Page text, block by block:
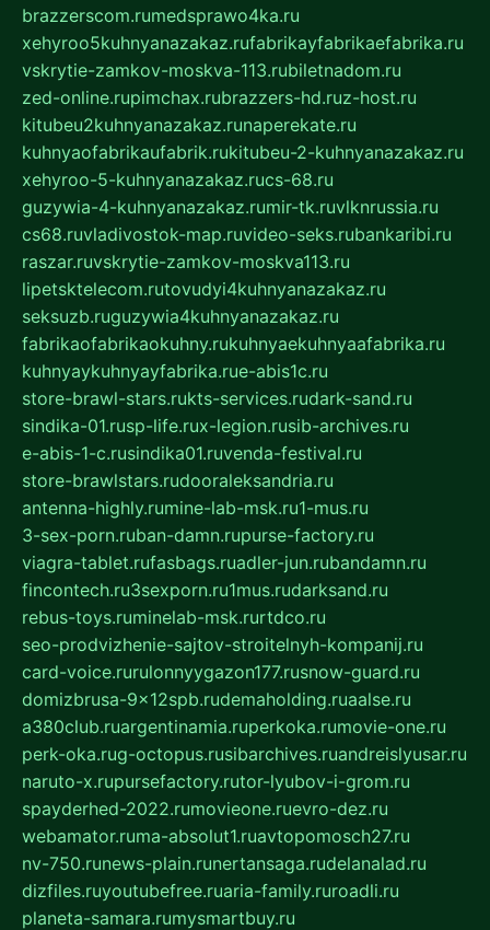
brazzerscom.rumedsprawo4ka.ru
xehyroo5kuhnyanazakaz.rufabrikayfabrikaefabrika.ru
vskrytie-zamkov-moskva-113.rubiletnadom.ru
zed-online.rupimchax.rubrazzers-hd.ruz-host.ru
kitubeu2kuhnyanazakaz.runaperekate.ru
kuhnyaofabrikaufabrik.rukitubeu-2-kuhnyanazakaz.ru
xehyroo-5-kuhnyanazakaz.rucs-68.ru
guzywia-4-kuhnyanazakaz.rumir-tk.ruvlknrussia.ru
cs68.ruvladivostok-map.ruvideo-seks.rubankaribi.ru
raszar.ruvskrytie-zamkov-moskva113.ru
lipetsktelecom.rutovudyi4kuhnyanazakaz.ru
seksuzb.ruguzywia4kuhnyanazakaz.ru
fabrikaofabrikaokuhny.rukuhnyaekuhnyaafabrika.ru
kuhnyaykuhnyayfabrika.rue-abis1c.ru
store-brawl-stars.rukts-services.rudark-sand.ru
sindika-01.rusp-life.rux-legion.rusib-archives.ru
e-abis-1-c.rusindika01.ruvenda-festival.ru
store-brawlstars.rudooraleksandria.ru
antenna-highly.rumine-lab-msk.ru1-mus.ru
3-sex-porn.ruban-damn.rupurse-factory.ru
viagra-tablet.rufasbags.ruadler-jun.rubandamn.ru
fincontech.ru3sexporn.ru1mus.rudarksand.ru
rebus-toys.ruminelab-msk.rurtdco.ru
seo-prodvizhenie-sajtov-stroitelnyh-kompanij.ru
card-voice.rurulonnyygazon177.rusnow-guard.ru
domizbrusa-9x12spb.rudemaholding.ruaalse.ru
a380club.ruargentinamia.ruperkoka.rumovie-one.ru
perk-oka.rug-octopus.rusibarchives.ruandreislyusar.ru
naruto-x.rupursefactory.rutor-lyubov-i-grom.ru
spayderhed-2022.rumovieone.ruevro-dez.ru
webamator.ruma-absolut1.ruavtopomosch27.ru
nv-750.runews-plain.runertansaga.rudelanalad.ru
dizfiles.ruyoutubefree.ruaria-family.ruroadli.ru
planeta-samara.rumysmartbuy.ru